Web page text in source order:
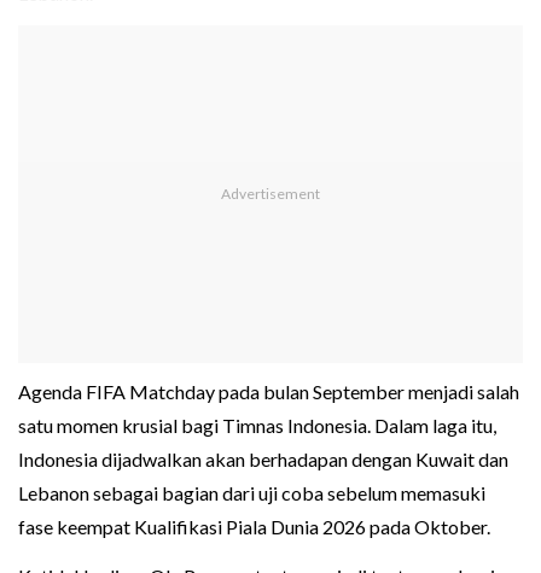
Agenda FIFA Matchday pada bulan September menjadi salah
satu momen krusial bagi Timnas Indonesia. Dalam laga itu,
Indonesia dijadwalkan akan berhadapan dengan Kuwait dan
Lebanon sebagai bagian dari uji coba sebelum memasuki
fase keempat Kualifikasi Piala Dunia 2026 pada Oktober.